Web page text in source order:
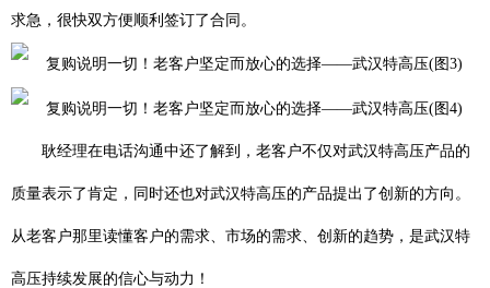
求急，很快双方便顺利签订了合同。
耿经理在电话沟通中还了解到，老客户不仅对武汉特高压产品的
质量表示了肯定，同时还也对武汉特高压的产品提出了创新的方向。
从老客户那里读懂客户的需求、市场的需求、创新的趋势，是武汉特
高压持续发展的信心与动力！